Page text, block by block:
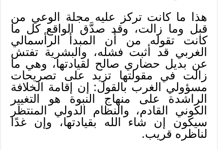
هذا ما كانت تركز عليه مجلة الوعي من
قبل وما زالت، وقد صدَّق الواقع كل ما
كانت تقوله من أن المبدأ الرأسمالي
الغربي قد أثبت فشله، والبشرية تفتش
عن بديل حضاري صالح لقيادتها، وهي ما
زالت في مقولتها تزيد على تصريحات
مسؤولي الغرب بالقول: إن إقامة الخلافة
الراشدة على منهاج النبوة هو التغيير
الكوني القادم، والنظام الدولي المنتظر
سيكون إن شاء الله بقيادتها، وإن غدًا
لناظره قريب.